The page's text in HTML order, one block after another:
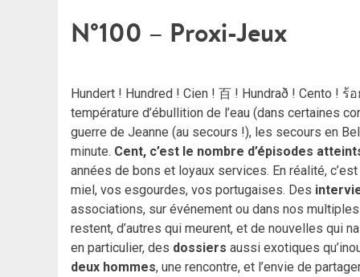
N°100 – Proxi-Jeux
température d’ébullition de l’eau (dans certaines
guerre de Jeanne (au secours !), les secours en
minute. Cent, c’est le nombre d’épisodes
années de bons et loyaux services. En réalité,
miel, vos esgourdes, vos portugaises. Des
associations, sur événement ou dans nos
restent, d’autres qui meurent, et de nouvelles qui
en particulier, des dossiers aussi exotiques
deux hommes, une rencontre, et l’envie de